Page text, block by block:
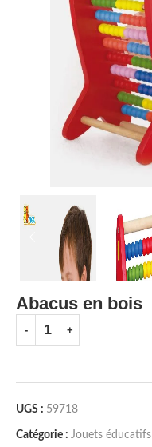
Abacus en bois
UGS : 59718
Catégorie : Jouets éducatifs